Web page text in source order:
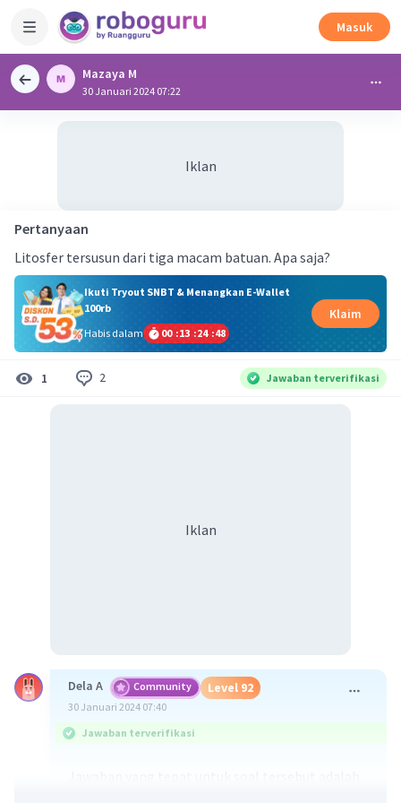
Masuk
Mazaya M
30 Januari 2024 07:22
Iklan
Pertanyaan
Litosfer tersusun dari tiga macam batuan. Apa saja?
Ikuti Tryout SNBT & Menangkan E-Wallet
100rb
Habis dalam
00 :13 :24 :48
Klaim
1 2 Jawaban terverifikasi
Iklan
Dela A Community Level 92
30 Januari 2024 07:40
Jawaban terverifikasi